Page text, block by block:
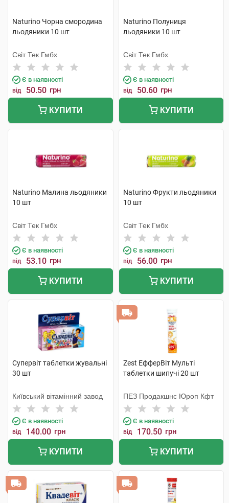
Naturino Чорна смородина
льодяники 10 шт
Світ Тек Гмбх
Є в наявності
від 50.50 грн
КУПИТИ
Naturino Полуниця
льодяники 10 шт
Світ Тек Гмбх
Є в наявності
від 50.60 грн
КУПИТИ
Naturino Малина льодяники
10 шт
Світ Тек Гмбх
Є в наявності
від 53.10 грн
КУПИТИ
Naturino Фрукти льодяники
10 шт
Світ Тек Гмбх
Є в наявності
від 56.00 грн
КУПИТИ
Супервіт таблетки жувальні
30 шт
Київський вітамінний завод
Є в наявності
від 140.00 грн
КУПИТИ
Zest ЕфферВіт Мульті
таблетки шипучі 20 шт
ПЕЗ Продакшнс Юроп Кфт
Є в наявності
від 170.50 грн
КУПИТИ